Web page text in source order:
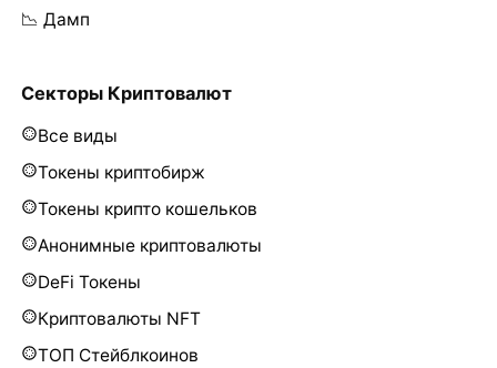
📉 Дамп
Секторы Криптовалют
Все виды
Токены криптобирж
Токены крипто кошельков
Анонимные криптовалюты
DeFi Токены
Криптовалюты NFT
ТОП Стейблкоинов